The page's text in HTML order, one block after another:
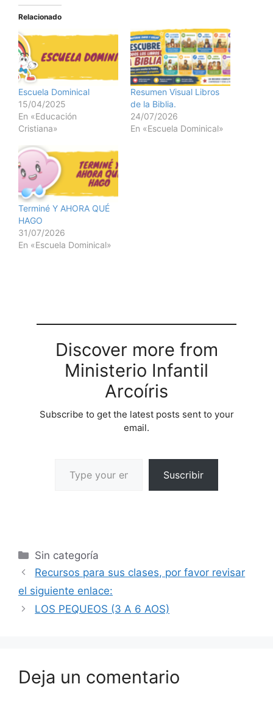
Relacionado
Escuela Dominical
15/04/2025
En «Educación
Cristiana»
Resumen Visual Libros
de la Biblia.
24/07/2026
En «Escuela Dominical»
Terminé Y AHORA QUÉ
HAGO
31/07/2026
En «Escuela Dominical»
Discover more from
Ministerio Infantil
Arcoíris
Subscribe to get the latest posts sent to your
email.
Suscribir
Sin categoría
Recursos para sus clases, por favor revisar
el siguiente enlace:
LOS PEQUEOS (3 A 6 AOS)
Deja un comentario